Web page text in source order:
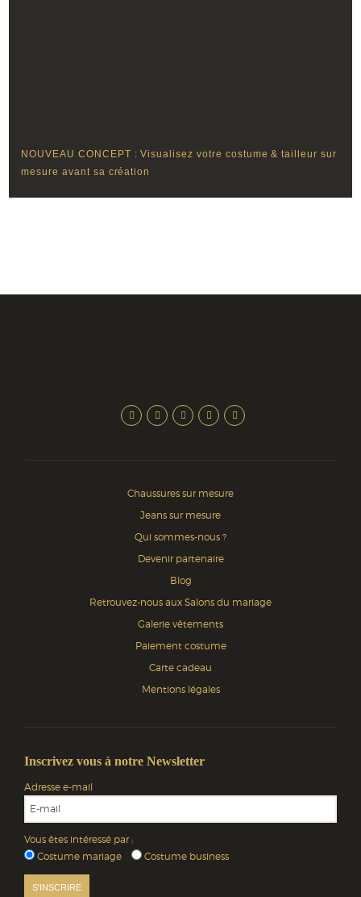
NOUVEAU CONCEPT : Visualisez votre costume & tailleur sur
mesure avant sa création
Chaussures sur mesure
Jeans sur mesure
Qui sommes-nous ?
Devenir partenaire
Blog
Retrouvez-nous aux Salons du mariage
Galerie vêtements
Paiement costume
Carte cadeau
Mentions légales
Inscrivez vous à notre Newsletter
Adresse e-mail
Vous êtes intéressé par :
Costume mariage
Costume business